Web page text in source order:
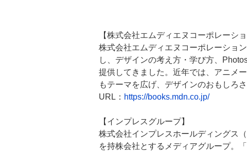
【株式会社エムディエヌコーポレーショ
株式会社エムディエヌコーポレーショ
し、デザインの考え方・学び方、
提供してきました。近年では、アニメ
もテーマを広げ、デザインのおもしろ
URL： https://books.mdn.co.jp/
【インプレスグループ】
株式会社インプレスホールディングス
を持株会社とするメディアグループ。